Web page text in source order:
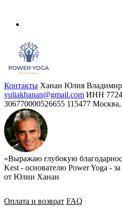
Контакты Ханан Юлия
yuliakhanan@gmail.com ИНН
306770000526655 115477
«Выражаю глубокую
Kest - основателю Power Yoga -
от Юлии Ханан
Оплата и возврат FAQ